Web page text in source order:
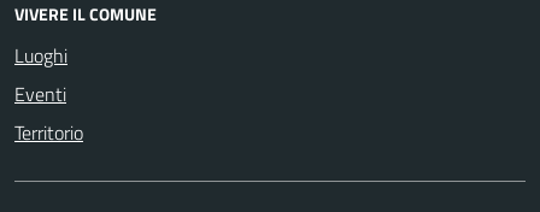
VIVERE IL COMUNE
Luoghi
Eventi
Territorio